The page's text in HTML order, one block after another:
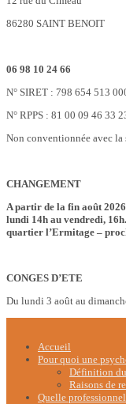
86280 SAINT BENOIT
06 98 10 24 66
N° SIRET : 798 654 513
N° RPPS : 81 00 09 46 33
Non conventionnée avec la
CHANGEMENT
A partir de la fin août
lundi 14h au vendredi,
quartier l’Ermitage –
CONGES D’ETE
Du lundi 3 août au
Accueil
Pour quoi une
Définition
Raisons de
Quelle